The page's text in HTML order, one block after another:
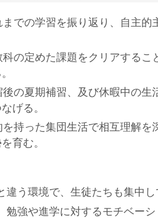
までの学習を振り返り、自主的
科の定めた課題をクリアするこ
後の夏期補習、及び休暇中の生
げる。
を持った集団生活で相互理解を
育む。
違う環境で、生徒たちも集中
勉強や進学に対するモチベー